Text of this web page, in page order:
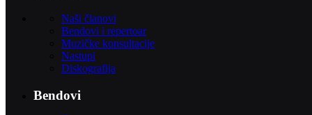
Naši članovi
Bendovi i repertoar
Muzičke konsultacije
Nastupi
Diskografija
Bendovi